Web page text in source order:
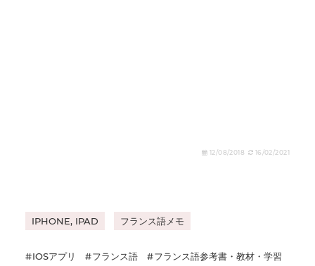
12/08/2018 16/02/2021
IPHONE, IPAD フランス語メモ
IOSアプリ フランス語
フランス語参考書・教材・学習